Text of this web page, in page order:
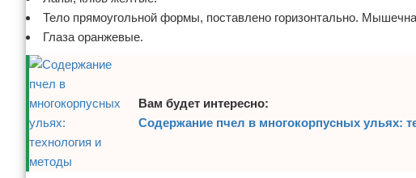
Тело прямоугольной формы, поставлено горизонтально.
Глаза оранжевые.
Вам будет интересно:
Содержание пчел в многокорпусных ульях: